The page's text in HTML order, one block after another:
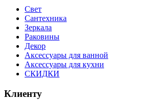
Свет
Сантехника
Зеркала
Раковины
Декор
Аксессуары для ванной
Аксессуары для кухни
СКИДКИ
Клиенту